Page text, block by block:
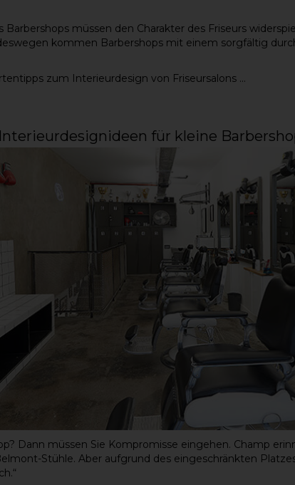
Barbershops müssen den Charakter des Friseurs
kommen Barbershops mit einem sorgfältig
zum Interieurdesign von Friseursalons ...
Interieurdesignideen für kleine
Dann müssen Sie Kompromisse eingehen. Champ
Stühle. Aber aufgrund des eingeschränkten